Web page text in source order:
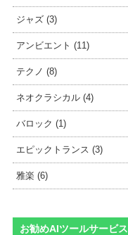
ジャズ (3)
アンビエント (11)
テクノ (8)
ネオクラシカル (4)
バロック (1)
エピックトランス (3)
雅楽 (6)
お勧めAIツールサービス